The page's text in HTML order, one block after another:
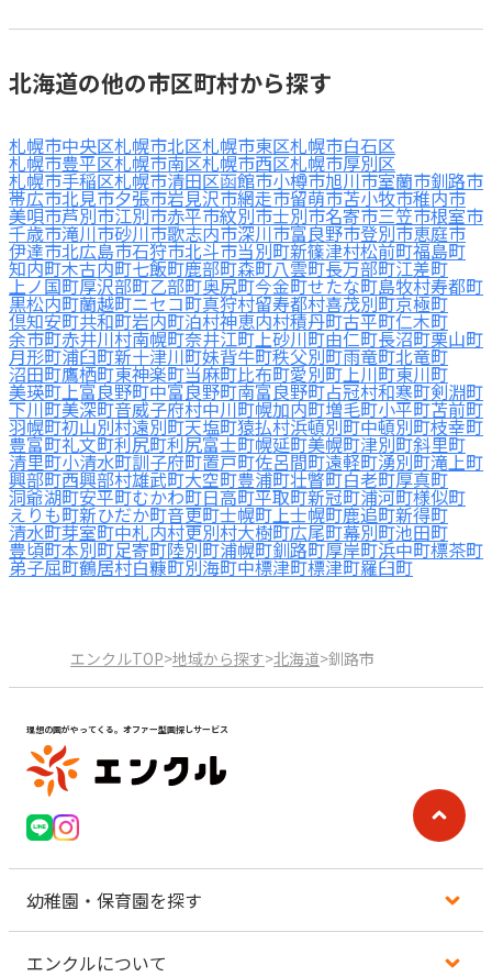
北海道の他の市区町村から探す
札幌市中央区札幌市北区札幌市東区札幌市白石区
札幌市豊平区札幌市南区札幌市西区札幌市厚別区
札幌市手稲区札幌市清田区函館市小樽市旭川市室蘭市釧路市
帯広市北見市夕張市岩見沢市網走市留萌市苫小牧市稚内市
美唄市芦別市江別市赤平市紋別市士別市名寄市三笠市根室市
千歳市滝川市砂川市歌志内市深川市富良野市登別市恵庭市
伊達市北広島市石狩市北斗市当別町新篠津村松前町福島町
知内町木古内町七飯町鹿部町森町八雲町長万部町江差町
上ノ国町厚沢部町乙部町奥尻町今金町せたな町島牧村寿都町
黒松内町蘭越町ニセコ町真狩村留寿都村喜茂別町京極町
倶知安町共和町岩内町泊村神恵内村積丹町古平町仁木町
余市町赤井川村南幌町奈井江町上砂川町由仁町長沼町栗山町
月形町浦臼町新十津川町妹背牛町秩父別町雨竜町北竜町
沼田町鷹栖町東神楽町当麻町比布町愛別町上川町東川町
美瑛町上富良野町中富良野町南富良野町占冠村和寒町剣淵町
下川町美深町音威子府村中川町幌加内町増毛町小平町苫前町
羽幌町初山別村遠別町天塩町猿払村浜頓別町中頓別町枝幸町
豊富町礼文町利尻町利尻富士町幌延町美幌町津別町斜里町
清里町小清水町訓子府町置戸町佐呂間町遠軽町湧別町滝上町
興部町西興部村雄武町大空町豊浦町壮瞥町白老町厚真町
洞爺湖町安平町むかわ町日高町平取町新冠町浦河町様似町
えりも町新ひだか町音更町士幌町上士幌町鹿追町新得町
清水町芽室町中札内村更別村大樹町広尾町幕別町池田町
豊頃町本別町足寄町陸別町浦幌町釧路町厚岸町浜中町標茶町
弟子屈町鶴居村白糠町別海町中標津町標津町羅臼町
エンクルTOP>地域から探す>北海道>釧路市
理想の園がやってくる。オファー型園探しサービス
幼稚園・保育園を探す
エンクルについて